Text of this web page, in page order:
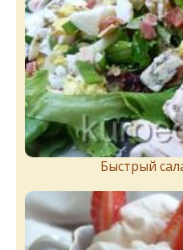
Быстрый